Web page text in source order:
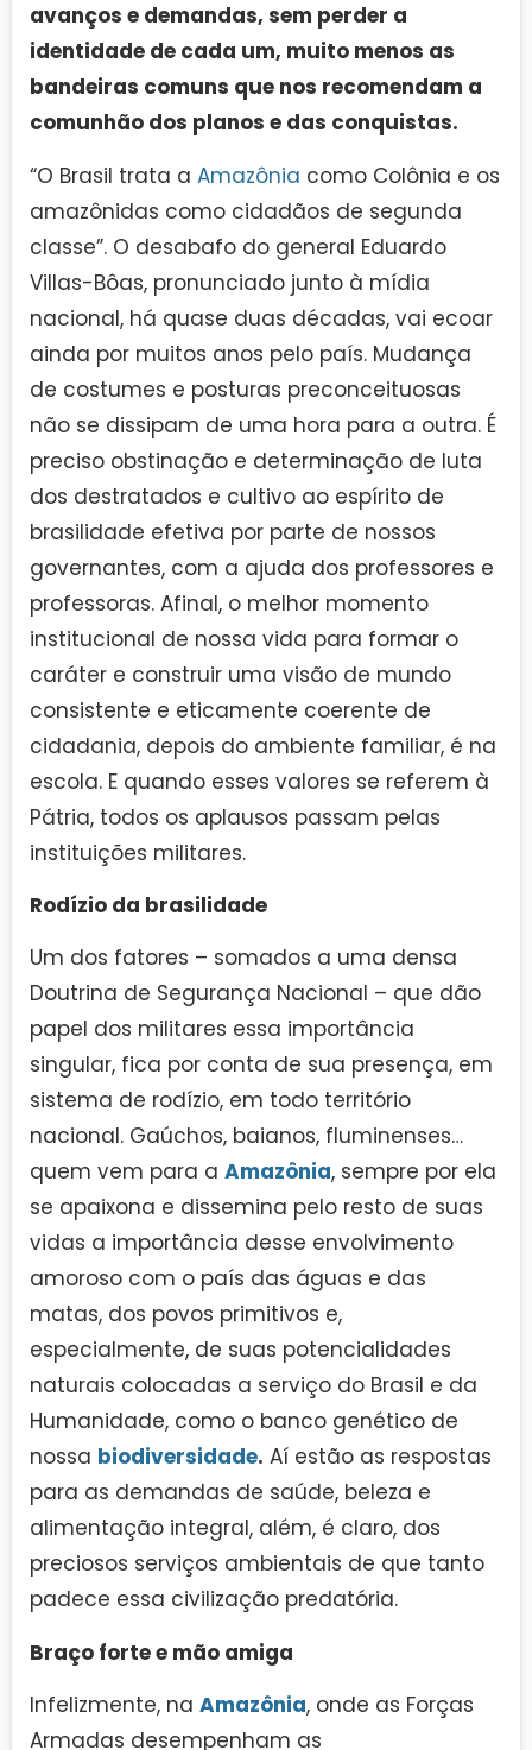
avanços e demandas, sem perder a
identidade de cada um, muito menos as
bandeiras comuns que nos recomendam a
comunhão dos planos e das conquistas.
“O Brasil trata a Amazônia como Colônia e os
amazônidas como cidadãos de segunda
classe”. O desabafo do general Eduardo
Villas-Bôas, pronunciado junto à mídia
nacional, há quase duas décadas, vai ecoar
ainda por muitos anos pelo país. Mudança
de costumes e posturas preconceituosas
não se dissipam de uma hora para a outra. É
preciso obstinação e determinação de luta
dos destratados e cultivo ao espírito de
brasilidade efetiva por parte de nossos
governantes, com a ajuda dos professores e
professoras. Afinal, o melhor momento
institucional de nossa vida para formar o
caráter e construir uma visão de mundo
consistente e eticamente coerente de
cidadania, depois do ambiente familiar, é na
escola. E quando esses valores se referem à
Pátria, todos os aplausos passam pelas
instituições militares.
Rodízio da brasilidade
Um dos fatores – somados a uma densa
Doutrina de Segurança Nacional – que dão
papel dos militares essa importância
singular, fica por conta de sua presença, em
sistema de rodízio, em todo território
nacional. Gaúchos, baianos, fluminenses…
quem vem para a Amazônia, sempre por ela
se apaixona e dissemina pelo resto de suas
vidas a importância desse envolvimento
amoroso com o país das águas e das
matas, dos povos primitivos e,
especialmente, de suas potencialidades
naturais colocadas a serviço do Brasil e da
Humanidade, como o banco genético de
nossa biodiversidade. Aí estão as respostas
para as demandas de saúde, beleza e
alimentação integral, além, é claro, dos
preciosos serviços ambientais de que tanto
padece essa civilização predatória.
Braço forte e mão amiga
Infelizmente, na Amazônia, onde as Forças
Armadas desempenham as